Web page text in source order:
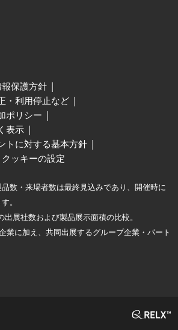
保護方針
・利用停止など
ポリシー
表示
トに対する基本方針
クッキーの設定
数・来場者数は最終見込みであり、開催時に
。
展社数および製品展示面積の比較。
業に加え、共同出展するグループ企業・パート